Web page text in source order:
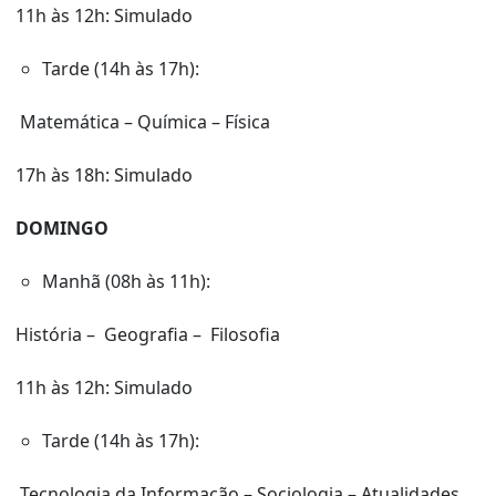
11h às 12h: Simulado
Tarde (14h às 17h):
Matemática – Química – Física
17h às 18h: Simulado
DOMINGO
Manhã (08h às 11h):
História – Geografia – Filosofia
11h às 12h: Simulado
Tarde (14h às 17h):